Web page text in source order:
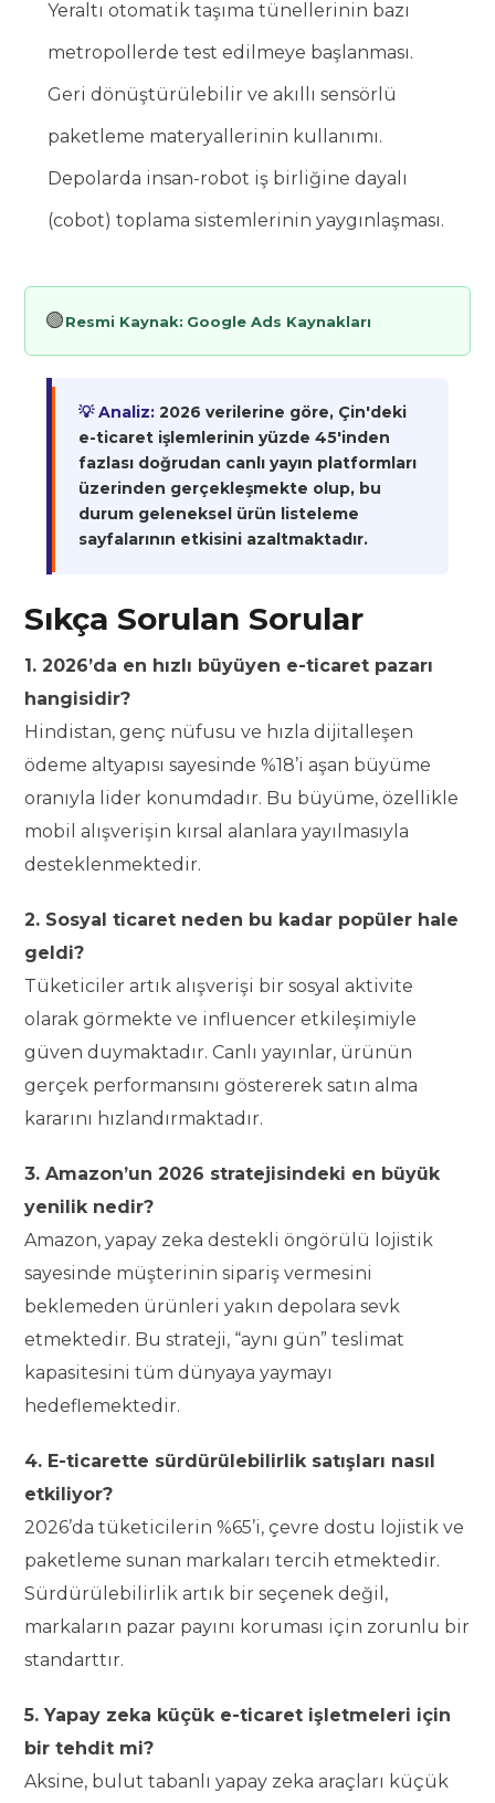
Yeraltı otomatik taşıma tünellerinin bazı
metropollerde test edilmeye başlanması.
Geri dönüştürülebilir ve akıllı sensörlü
paketleme materyallerinin kullanımı.
Depolarda insan-robot iş birliğine dayalı
(cobot) toplama sistemlerinin yaygınlaşması.
🟢Resmi Kaynak: Google Ads Kaynakları
💡 Analiz: 2026 verilerine göre, Çin'deki
e-ticaret işlemlerinin yüzde 45'inden
fazlası doğrudan canlı yayın platformları
üzerinden gerçekleşmekte olup, bu
durum geleneksel ürün listeleme
sayfalarının etkisini azaltmaktadır.
Sıkça Sorulan Sorular
1. 2026’da en hızlı büyüyen e-ticaret pazarı
hangisidir?
Hindistan, genç nüfusu ve hızla dijitalleşen
ödeme altyapısı sayesinde %18’i aşan büyüme
oranıyla lider konumdadır. Bu büyüme, özellikle
mobil alışverişin kırsal alanlara yayılmasıyla
desteklenmektedir.
2. Sosyal ticaret neden bu kadar popüler hale
geldi?
Tüketiciler artık alışverişi bir sosyal aktivite
olarak görmekte ve influencer etkileşimiyle
güven duymaktadır. Canlı yayınlar, ürünün
gerçek performansını göstererek satın alma
kararını hızlandırmaktadır.
3. Amazon’un 2026 stratejisindeki en büyük
yenilik nedir?
Amazon, yapay zeka destekli öngörülü lojistik
sayesinde müşterinin sipariş vermesini
beklemeden ürünleri yakın depolara sevk
etmektedir. Bu strateji, “aynı gün” teslimat
kapasitesini tüm dünyaya yaymayı
hedeflemektedir.
4. E-ticarette sürdürülebilirlik satışları nasıl
etkiliyor?
2026’da tüketicilerin %65’i, çevre dostu lojistik ve
paketleme sunan markaları tercih etmektedir.
Sürdürülebilirlik artık bir seçenek değil,
markaların pazar payını koruması için zorunlu bir
standarttır.
5. Yapay zeka küçük e-ticaret işletmeleri için
bir tehdit mi?
Aksine, bulut tabanlı yapay zeka araçları küçük